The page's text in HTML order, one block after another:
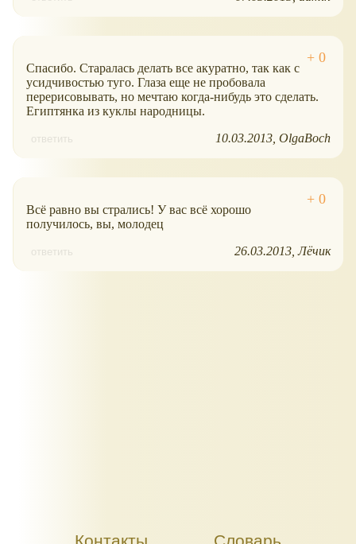
Спасибо. Старалась делать все акуратно, так как с
усидчивостью туго. Глаза еще не пробовала
перерисовывать, но мечтаю когда-нибудь это сделать.
Египтянка из куклы народницы.
ответить 10.03.2013 OlgaBoch
Всё равно вы стрались! У вас всё хорошо
получилось, вы, молодец
ответить 26.03.2013 Лёчик
Контакты Словарь